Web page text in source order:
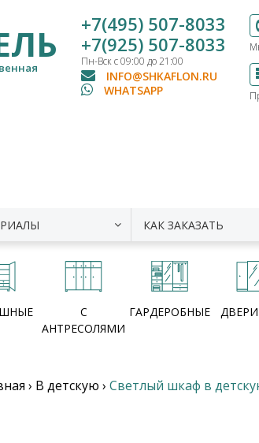
+7(495) 507-8033
+7(925) 507-8033
Пн-Вск с 09:00 до 21:00
INFO@SHKAFLON.RU
WHATSAPP
КАК ЗАКАЗАТЬ
С
АНТРЕСОЛЯМИ
ГАРДЕРОБНЫЕ
› В детскую › Светлый шкаф в